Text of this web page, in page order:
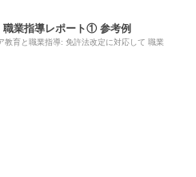
職業指導レポート① 参考例
教育と職業指導: 免許法改定に対応して 職業